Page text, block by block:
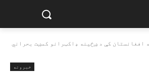
افغانستان کې د ښځینه ډاکټرانو کمښت بحراني
خبرونه